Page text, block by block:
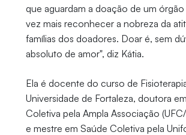
que aguardam a doação de um
vez mais reconhecer a nobreza da
famílias dos doadores. Doar é, sem
absoluto de amor", diz Kátia.
Ela é docente do curso de
Universidade de Fortaleza, doutora
Coletiva pela Ampla Associação
e mestre em Saúde Coletiva pela